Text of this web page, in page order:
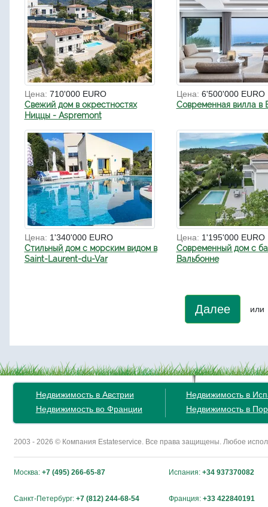
Цена: 710'000 EURO
Свежий дом в окрестностях
Ниццы - Aspremont
Цена: 6'500'000 EURO
Современная вилла в
Цена: 1'340'000 EURO
Стильный дом с морским видом в
Saint-Laurent-du-Var
Цена: 1'195'000 EURO
Современный дом с
Вальбонне
Далее или
Недвижимость в Австрии
Недвижимость во Франции
Недвижимость в
Недвижимость в
2003 - 2026 © Компания Estateservice. Все права защищены. Любое
Москва: +7 (495) 266-65-87 Испания: +34 937370082
Санкт-Петербург: +7 (812) 244-68-54 Франция: +33 422840191